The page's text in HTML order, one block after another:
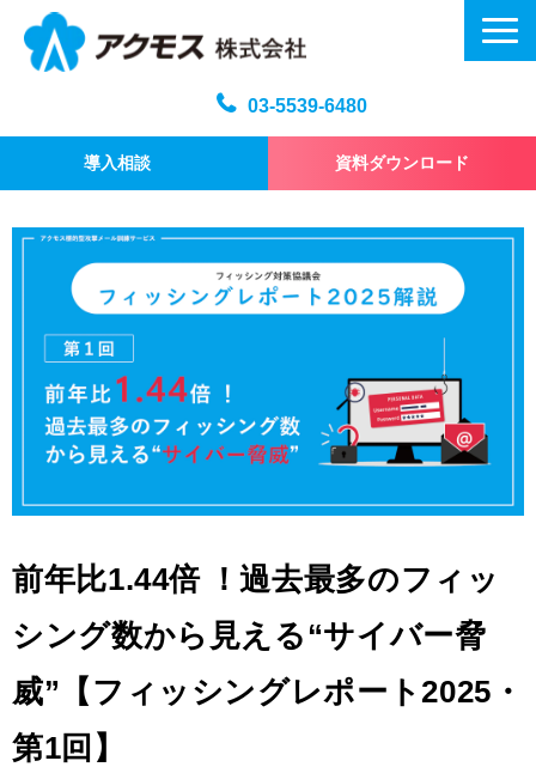
03-5539-6480
導入相談 資料ダウンロード
メール訓練トップ
機能・仕様
プラン・料金
お問い合わせ
前年比1.44倍 ！過去最多のフィッ
シング数から見える“サイバー脅
威”【フィッシングレポート2025・
第1回】